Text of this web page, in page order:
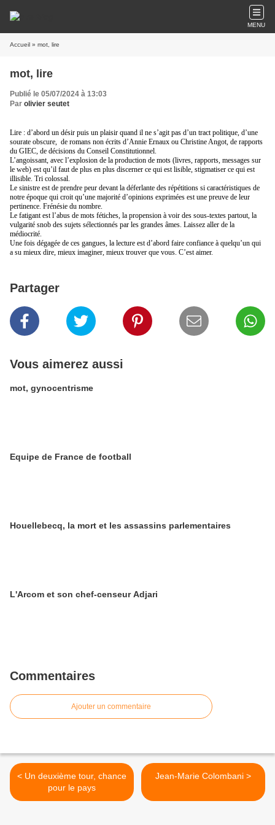
MENU
Accueil » mot, lire
mot, lire
Publié le 05/07/2024 à 13:03
Par olivier seutet
Lire : d’abord un désir puis un plaisir quand il ne s’agit pas d’un tract politique, d’une
sourate obscure, de romans non écrits d’Annie Ernaux ou Christine Angot, de rapports
du GIEC, de décisions du Conseil Constitutionnel.
L’angoissant, avec l’explosion de la production de mots (livres, rapports, messages sur
le web) est qu’il faut de plus en plus discerner ce qui est lisible, stigmatiser ce qui est
illisible. Tri colossal.
Le sinistre est de prendre peur devant la déferlante des répétitions si caractéristiques de
notre époque qui croit qu’une majorité d’opinions exprimées est une preuve de leur
pertinence. Frénésie du nombre.
Le fatigant est l’abus de mots fétiches, la propension à voir des sous-textes partout, la
vulgarité snob des sujets sélectionnés par les grandes âmes. Laissez aller de la
médiocrité.
Une fois dégagée de ces gangues, la lecture est d’abord faire confiance à quelqu’un qui
a su mieux dire, mieux imaginer, mieux trouver que vous. C’est aimer.
Partager
Vous aimerez aussi
mot, gynocentrisme
Equipe de France de football
Houellebecq, la mort et les assassins parlementaires
L'Arcom et son chef-censeur Adjari
Commentaires
Ajouter un commentaire
< Un deuxième tour, chance
pour le pays
Jean-Marie Colombani >